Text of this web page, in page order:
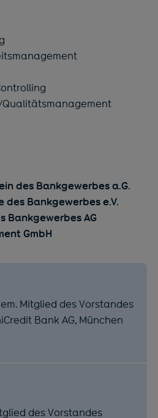
des Bankgewerbes a.G.
des Bankgewerbes e.V.
Bankgewerbes AG
GmbH
Mitglied des Vorstandes
Bank AG, München
des Vorstandes